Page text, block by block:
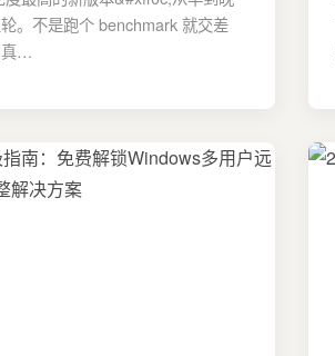
。不是跑个 benchmark 就交差
真…